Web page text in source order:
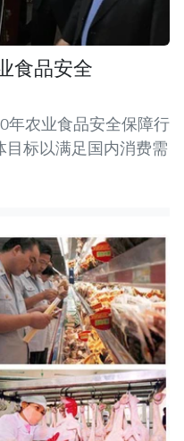
食品安全
年农业食品安全保障行
标以满足国内消费需